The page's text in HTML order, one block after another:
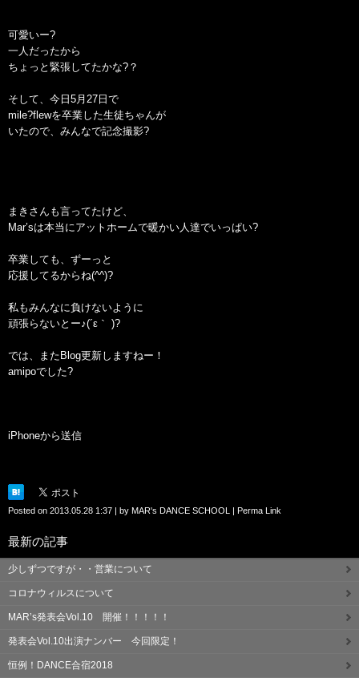
可愛いー?
一人だったから
ちょっと緊張してたかな?？
そして、今日5月27日で
mile?flewを卒業した生徒ちゃんが
いたので、みんなで記念撮影?
まきさんも言ってたけど、
Mar’sは本当にアットホームで暖かい人達でいっぱい?
卒業しても、ずーっと
応援してるからね(^^)?
私もみんなに負けないように
頑張らないとー♪(´ε｀ )?
では、またBlog更新しますねー！
amipoでした?
iPhoneから送信
Posted on 2013.05.28 1:37 by MAR's DANCE SCHOOL Perma Link
最新の記事
少しずつですが・・営業について
コロナウィルスについて
MAR’s発表会Vol.10 開催！！！！！
発表会Vol.10出演ナンバー 今回限定！
恒例！DANCE合宿2018